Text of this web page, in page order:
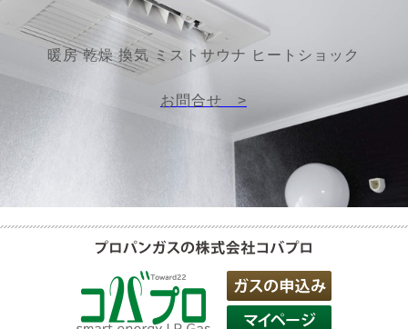
暖房 乾燥 換気 ミストサウナ ヒートショック
お問合せ >